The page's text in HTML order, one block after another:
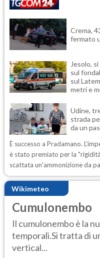
Crema,
fermato
Jesolo,
sul
sul
metri e
Udine,
strada
da un
È successo a Pradamano.
è stato premiato per la
scattata un'ammonizione da
Wikimeteo
Cumulonembo
Il cumulonembo è la
temporali.Si tratta di
vertical...